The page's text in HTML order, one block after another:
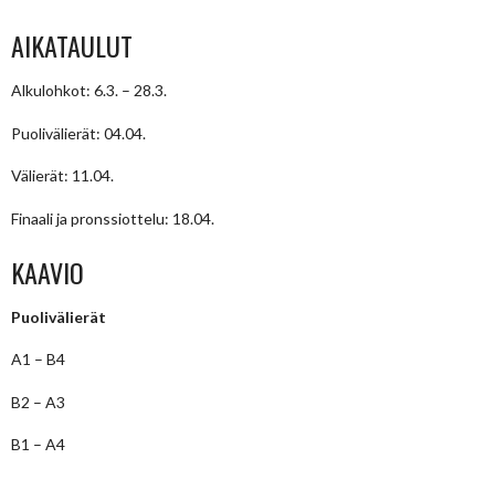
AIKATAULUT
Alkulohkot: 6.3. – 28.3.
Puolivälierät: 04.04.
Välierät: 11.04.
Finaali ja pronssiottelu: 18.04.
KAAVIO
Puolivälierät
A1 – B4
B2 – A3
B1 – A4